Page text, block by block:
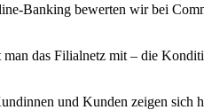
Banking bewerten wir bei
das Filialnetz mit – die
und Kunden zeigen sich